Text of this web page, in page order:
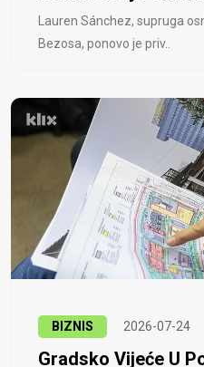
Lauren Sánchez, supruga
Bezosa, ponovo je priv..
BIZNIS 2026-07-24
Gradsko Vijeće U